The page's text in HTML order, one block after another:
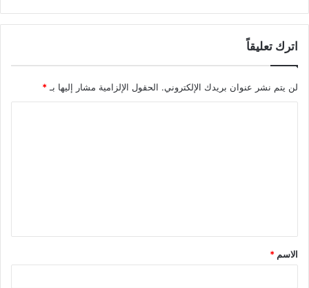
اترك تعليقاً
لن يتم نشر عنوان بريدك الإلكتروني. الحقول الإلزامية مشار إليها بـ *
ق
*
الاسم *